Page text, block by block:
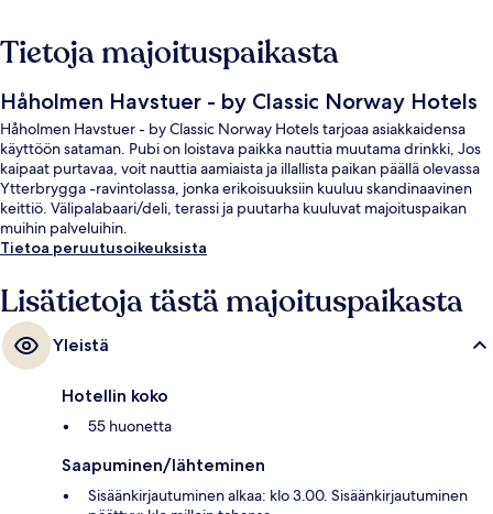
Tietoja majoituspaikasta
Håholmen Havstuer - by Classic Norway Hotels
Håholmen Havstuer - by Classic Norway Hotels tarjoaa asiakkaidensa
käyttöön sataman. Pubi on loistava paikka nauttia muutama drinkki, Jos
kaipaat purtavaa, voit nauttia aamiaista ja illallista paikan päällä olevassa
Ytterbrygga -ravintolassa, jonka erikoisuuksiin kuuluu skandinaavinen
keittiö. Välipalabaari/deli, terassi ja puutarha kuuluvat majoituspaikan
muihin palveluihin.
Tietoa peruutusoikeuksista
Lisätietoja tästä majoituspaikasta
Yleistä
Hotellin koko
55 huonetta
Saapuminen/lähteminen
Sisäänkirjautuminen alkaa: klo 3.00. Sisäänkirjautuminen